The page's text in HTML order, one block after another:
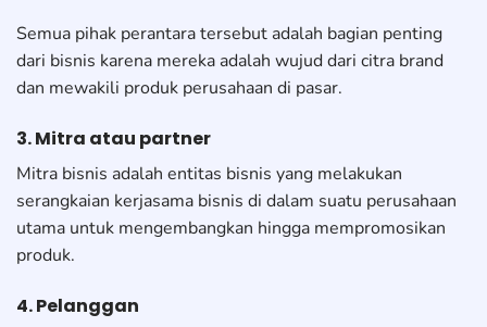
Semua pihak perantara tersebut adalah bagian penting
dari bisnis karena mereka adalah wujud dari citra brand
dan mewakili produk perusahaan di pasar.
3. Mitra atau partner
Mitra bisnis adalah entitas bisnis yang melakukan
serangkaian kerjasama bisnis di dalam suatu perusahaan
utama untuk mengembangkan hingga mempromosikan
produk.
4. Pelanggan